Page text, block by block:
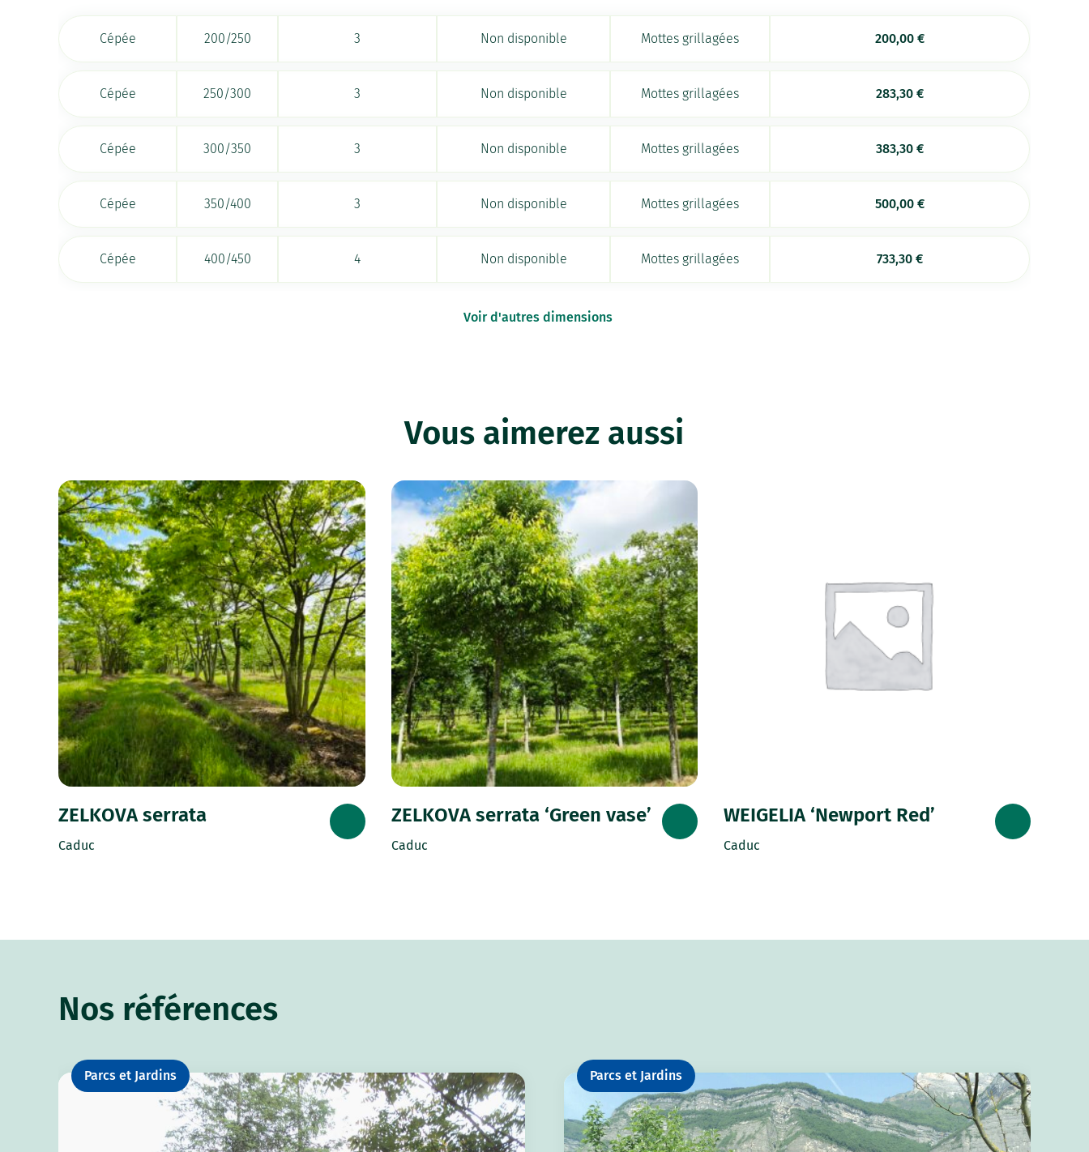
Cépée 200/250 3 Non disponible Mottes grillagées 200,00€
Cépée 250/300 3 Non disponible Mottes grillagées 283,30€
Cépée 300/350 3 Non disponible Mottes grillagées 383,30€
Cépée 350/400 3 Non disponible Mottes grillagées 500,00€
Cépée 400/450 4 Non disponible Mottes grillagées 733,30€
Voir d'autres dimensions
Vous aimerez aussi
ZELKOVA serrata
Caduc
ZELKOVA serrata ‘Green vase’
Caduc
WEIGELIA ‘Newport Red’
Caduc
Nos références
Parcs et Jardins Parcs et Jardins